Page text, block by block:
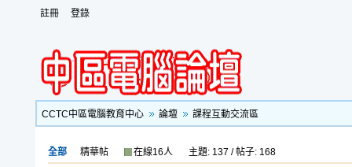
註冊 登錄
CCTC中區電腦教育中心 論壇 課程互動交流區
全部 精華帖 在線16人 主題: 137 / 帖子: 168